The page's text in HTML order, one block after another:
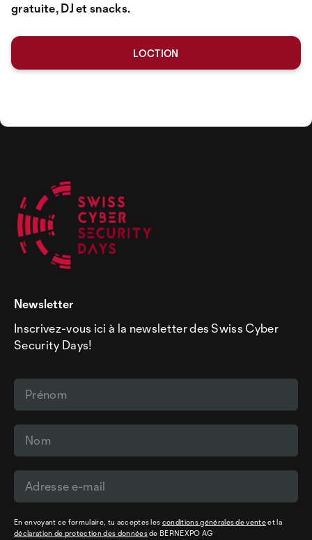
gratuite, DJ et snacks.
LOCTION
Newsletter
Inscrivez-vous ici à la newsletter des Swiss Cyber
Security Days!
En envoyant ce formulaire, tu acceptes les conditions générales de venteet la
déclaration de protection des donnéesde BERNEXPO AG